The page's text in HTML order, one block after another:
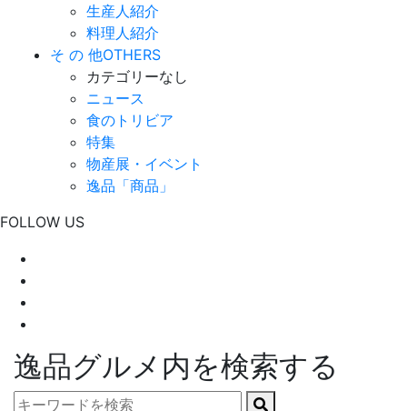
生産人紹介
料理人紹介
そ の 他OTHERS
カテゴリーなし
ニュース
食のトリビア
特集
物産展・イベント
逸品「商品」
FOLLOW US
逸品グルメ内を検索する